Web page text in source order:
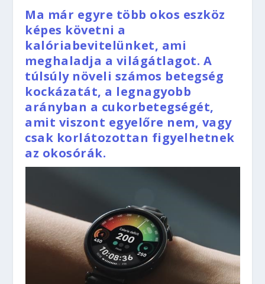
Ma már egyre több okos eszköz
képes követni a
kalóriabevitelünket, ami
meghaladja a világátlagot. A
túlsúly növeli számos betegség
kockázatát, a legnagyobb
arányban a cukorbetegségét,
amit viszont egyelőre nem, vagy
csak korlátozottan figyelhetnek
az okosórák.